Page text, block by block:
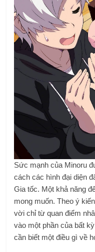
Sức mạnh của Minoru
cách các hình đại diện
Gia tốc. Một khả năng
mong muốn. Theo ý
vời chỉ từ quan điểm
vào một phần của bất
cần biết một điều gì về